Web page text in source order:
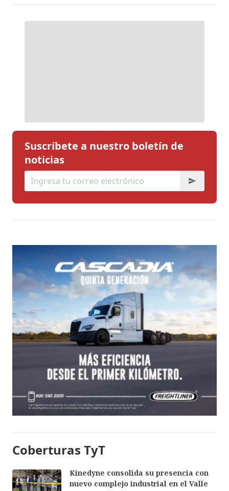
Suscríbete a nuestro boletín de
noticias
Coberturas TyT
Kinedyne consolida su presencia con
nuevo complejo industrial en el Valle